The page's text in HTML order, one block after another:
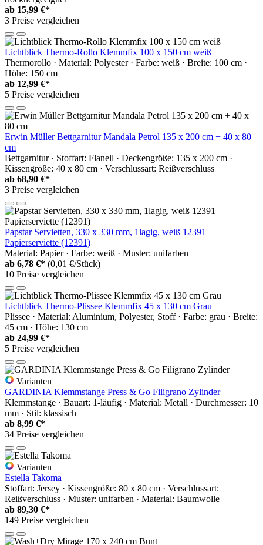
ab 15,99 €*
3 Preise vergleichen
Lichtblick Thermo-Rollo Klemmfix 100 x 150 cm weiß
Thermorollo · Material: Polyester · Farbe: weiß · Breite: 100 cm ·
Höhe: 150 cm
ab 12,99 €*
5 Preise vergleichen
Erwin Müller Bettgarnitur Mandala Petrol 135 x 200 cm + 40 x 80
cm
Bettgarnitur · Stoffart: Flanell · Deckengröße: 135 x 200 cm ·
Kissengröße: 40 x 80 cm · Verschlussart: Reißverschluss
ab 68,90 €*
3 Preise vergleichen
Papstar Servietten, 330 x 330 mm, 1lagig, weiß 12391
Papierserviette (12391)
Material: Papier · Farbe: weiß · Muster: unifarben
ab 6,78 €* (0,01 €/Stück)
10 Preise vergleichen
Lichtblick Thermo-Plissee Klemmfix 45 x 130 cm Grau
Plissee · Material: Aluminium, Polyester, Stoff · Farbe: grau · Breite:
45 cm · Höhe: 130 cm
ab 24,99 €*
5 Preise vergleichen
Varianten
GARDINIA Klemmstange Press & Go Filigrano Zylinder
Klemmstange · Bauart: 1-läufig · Material: Metall · Durchmesser: 10
mm · Stil: klassisch
ab 8,99 €*
34 Preise vergleichen
Varianten
Estella Takoma
Stoffart: Jersey · Kissengröße: 80 x 80 cm · Verschlussart:
Reißverschluss · Muster: unifarben · Material: Baumwolle
ab 89,30 €*
149 Preise vergleichen